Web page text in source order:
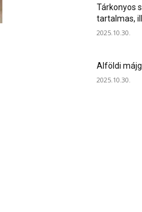
Tárkonyos
tartalmas,
2025.10.30.
Alföldi
2025.10.30.